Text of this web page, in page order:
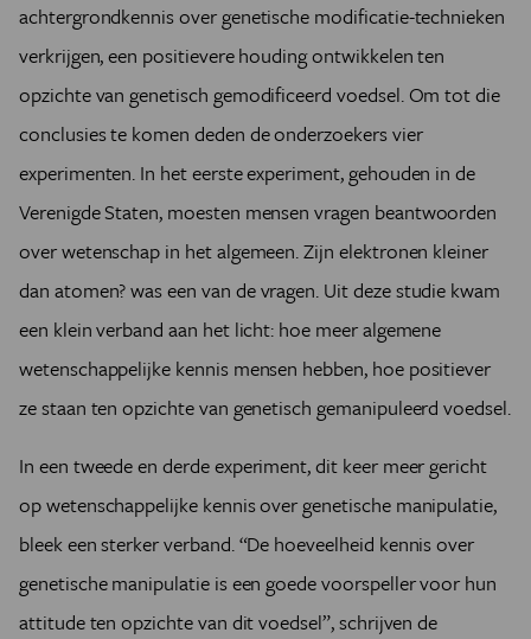
achtergrondkennis over genetische modificatie-technieken
verkrijgen, een positievere houding ontwikkelen ten
opzichte van genetisch gemodificeerd voedsel. Om tot die
conclusies te komen deden de onderzoekers vier
experimenten. In het eerste experiment, gehouden in de
Verenigde Staten, moesten mensen vragen beantwoorden
over wetenschap in het algemeen. Zijn elektronen kleiner
dan atomen? was een van de vragen. Uit deze studie kwam
een klein verband aan het licht: hoe meer algemene
wetenschappelijke kennis mensen hebben, hoe positiever
ze staan ten opzichte van genetisch gemanipuleerd voedsel.
In een tweede en derde experiment, dit keer meer gericht
op wetenschappelijke kennis over genetische manipulatie,
bleek een sterker verband. “De hoeveelheid kennis over
genetische manipulatie is een goede voorspeller voor hun
attitude ten opzichte van dit voedsel”, schrijven de